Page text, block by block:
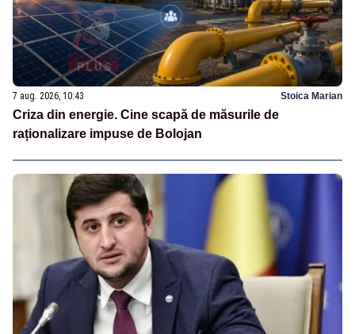
7 aug. 2026, 10:43 Stoica Marian
Criza din energie. Cine scapă de măsurile de
raționalizare impuse de Bolojan